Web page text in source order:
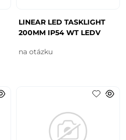
LINEAR LED TASKLIGHT
200MM IP54 WT LEDV
na otázku